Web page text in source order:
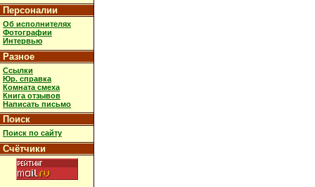
Персоналии
Об исполнителях
Фотографии
Интервью
Разное
Ссылки
Юр. справка
Комната смеха
Книга отзывов
Написать письмо
Поиск
Поиск по сайту
Счётчики